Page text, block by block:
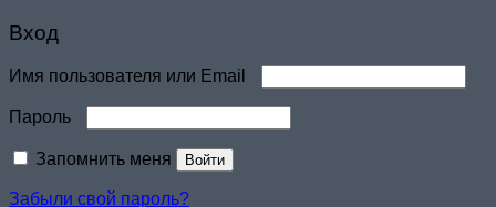
Вход
Имя пользователя или Email
Пароль
Запомнить меня Войти
Забыли свой пароль?